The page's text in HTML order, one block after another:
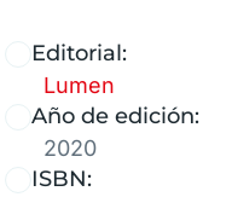
Editorial:
Lumen
Año de edición:
2020
ISBN: